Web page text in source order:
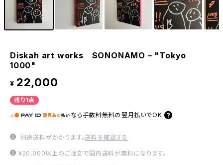
Diskah art works SONONAMO – "Tokyo
1000"
¥ 22,000
残り1点
なら 手数料無料の 翌月払いでOK
別途送料がかかります。送料を確認する
¥20,000以上のご注文で国内送料が無料になります。